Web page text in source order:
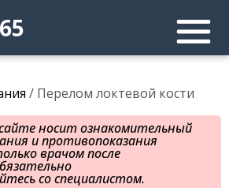
/ Перелом локтевой кости
носит ознакомительный
и противопоказания
врачом после
со специалистом.